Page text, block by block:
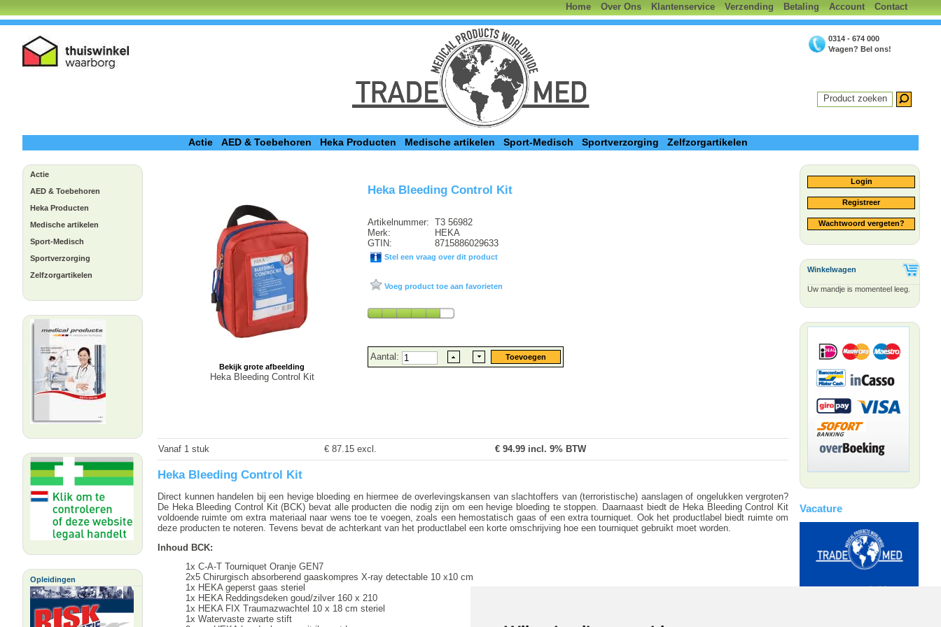
Home Over Ons Klantenservice Verzending Betaling Account Contact
0314 - 674 000
Vragen? Bel ons!
Product zoeken
Actie AED & Toebehoren Heka Producten Medische artikelen Sport-Medisch Sportverzorging Zelfzorgartikelen
Actie
AED & Toebehoren
Heka Producten
Medische artikelen
Sport-Medisch
Sportverzorging
Zelfzorgartikelen
Opleidingen
Login
Registreer
Wachtwoord vergeten?
Winkelwagen
Uw mandje is momenteel leeg.
Vacature
Bekijk grote afbeelding
Heka Bleeding Control Kit
Heka Bleeding Control Kit
Artikelnummer:
Merk:
GTIN:
T3 56982
HEKA
8715886029633
Stel een vraag over dit product
Voeg product toe aan favorieten
Aantal:
Vanaf 1 stuk € 87.15 excl. € 94.99 incl. 9% BTW
Heka Bleeding Control Kit
Direct kunnen handelen bij een hevige bloeding en hiermee de overlevingskansen van slachtoffers van (terroristische) aanslagen of ongelukken vergroten?
De Heka Bleeding Control Kit (BCK) bevat alle producten die nodig zijn om een hevige bloeding te stoppen. Daarnaast biedt de Heka Bleeding Control Kit
voldoende ruimte om extra materiaal naar wens toe te voegen, zoals een hemostatisch gaas of een extra tourniquet. Ook het productlabel biedt ruimte om
deze producten te noteren. Tevens bevat de achterkant van het productlabel een korte omschrijving hoe een tourniquet gebruikt moet worden.
Inhoud BCK:
1x C-A-T Tourniquet Oranje GEN7
2x5 Chirurgisch absorberend gaaskompres X-ray detectable 10 x10 cm
1x HEKA geperst gaas steriel
1x HEKA Reddingsdeken goud/zilver 160 x 210
1x HEKA FIX Traumazwachtel 10 x 18 cm steriel
1x Watervaste zwarte stift